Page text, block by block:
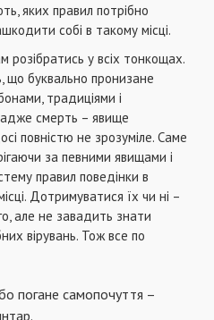
яких правил потрібно
собі в такому місці.
у всіх тонкощах.
що буквально пронизане
традиціями і
смерть – явище
повністю не зрозуміле. Саме
за певними явищами і
правил поведінки в
Дотримуватися їх чи ні –
але не завадить знати
вірувань. Тож все по
погане самопочуття –